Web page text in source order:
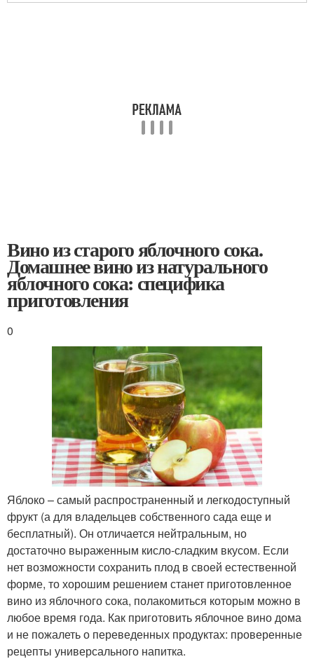
Вино из старого яблочного сока.
Домашнее вино из натурального
яблочного сока: специфика
приготовления
0
Яблоко – самый распространенный и легкодоступный
фрукт (а для владельцев собственного сада еще и
бесплатный). Он отличается нейтральным, но
достаточно выраженным кисло-сладким вкусом. Если
нет возможности сохранить плод в своей естественной
форме, то хорошим решением станет приготовленное
вино из яблочного сока, полакомиться которым можно в
любое время года. Как приготовить яблочное вино дома
и не пожалеть о переведенных продуктах: проверенные
рецепты универсального напитка.